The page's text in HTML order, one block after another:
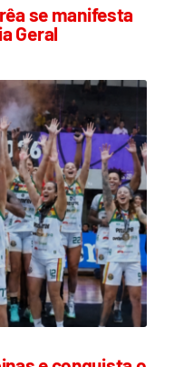
se manifesta
Geral